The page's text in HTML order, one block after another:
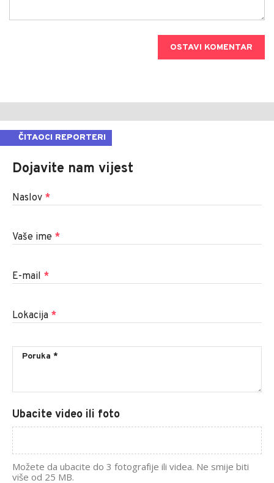
OSTAVI KOMENTAR
ČITAOCI REPORTERI
Dojavite nam vijest
Naslov *
Vaše ime *
E-mail *
Lokacija *
Ubacite video ili foto
Možete da ubacite do 3 fotografije ili videa. Ne smije biti
više od 25 MB.